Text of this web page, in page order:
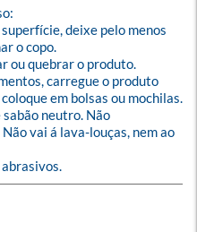
deixe pelo menos
o copo.
ou quebrar o produto.
carregue o produto
em bolsas ou mochilas.
sabão neutro. Não
vai á lava-louças, nem ao